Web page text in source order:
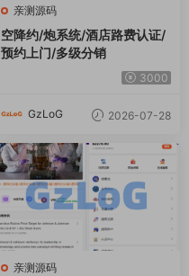
亲测源码
空降约/炮系统/酒店路费认证/
预约上门/多级分销
3000
GzLoG 2026-07-28
亲测源码